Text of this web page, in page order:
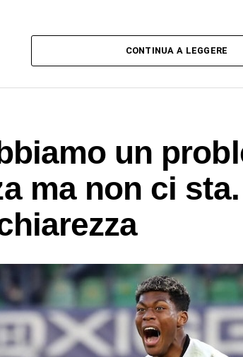
CONTINUA A LEGGERE
un
ma non ci